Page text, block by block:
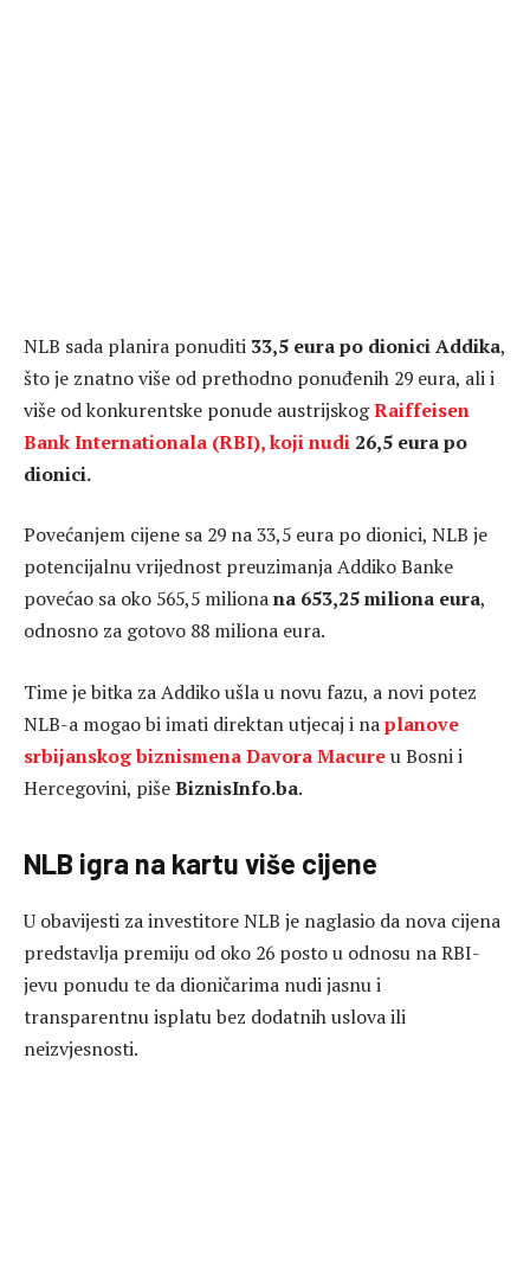
NLB sada planira ponuditi 33,5 eura po dionici Addika,
što je znatno više od prethodno ponuđenih 29 eura, ali i
više od konkurentske ponude austrijskogRaiffeisen
Bank Internationala (RBI), koji nudi 26,5 eura po
dionici.
Povećanjem cijene sa 29 na 33,5 eura po dionici, NLB je
potencijalnu vrijednost preuzimanja Addiko Banke
povećao sa oko 565,5 milionana 653,25 miliona eura,
odnosno za gotovo 88 miliona eura.
Time je bitka za Addiko ušla u novu fazu, a novi potez
NLB-a mogao bi imati direktan utjecaj i naplanove
srbijanskog biznismena Davora Macureu Bosni i
Hercegovini, pišeBiznisInfo.ba.
NLB igra na kartu više cijene
U obavijesti za investitore NLB je naglasio da nova cijena
predstavlja premiju od oko 26 posto u odnosu na RBI-
jevu ponudu te da dioničarima nudi jasnu i
transparentnu isplatu bez dodatnih uslova ili
neizvjesnosti.